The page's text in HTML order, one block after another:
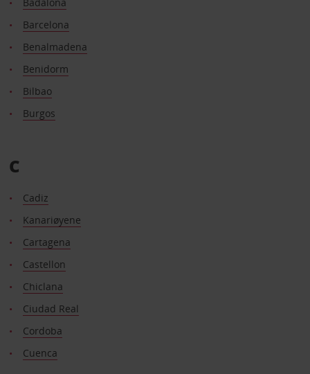
Barcelona
Benalmadena
Benidorm
Bilbao
Burgos
C
Cadiz
Kanariøyene
Cartagena
Castellon
Chiclana
Ciudad Real
Cordoba
Cuenca